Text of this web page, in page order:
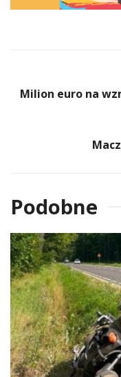
Milion euro na
Podobne